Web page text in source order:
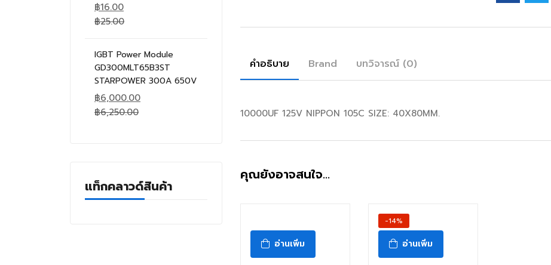
฿16.00
฿25.00
IGBT Power Module
GD300MLT65B3ST
STARPOWER 300A 650V
฿6,000.00
฿6,250.00
แท็กคลาวด์สินค้า
คำอธิบาย Brand บทวิจารณ์ (0)
10000UF 125V NIPPON 105C SIZE: 40X80MM.
คุณยังอาจสนใจ…
อ่านเพิ่ม
-14%
อ่านเพิ่ม